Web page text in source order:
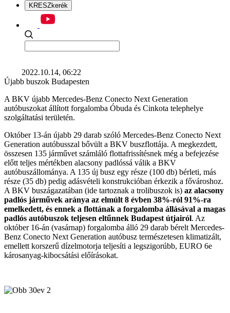
KRESZkerék
2022.10.14, 06:22
Újabb buszok Budapesten
A BKV újabb Mercedes-Benz Conecto Next Generation
autóbuszokat állított forgalomba Óbuda és Cinkota telephelye
szolgáltatási területén.
Október 13-án újabb 29 darab szóló Mercedes-Benz Conecto Next
Generation autóbusszal bővült a BKV buszflottája. A megkezdett,
összesen 135 járművet számláló flottafrissítésnek még a befejezése
előtt teljes mértékben alacsony padlóssá válik a BKV
autóbuszállománya. A 135 új busz egy része (100 db) bérleti, más
része (35 db) pedig adásvételi konstrukcióban érkezik a fővároshoz.
A BKV buszágazatában (ide tartoznak a trolibuszok is) az alacsony
padlós járművek aránya az elmúlt 8 évben 38%-ról 91%-ra
emelkedett, és ennek a flottának a forgalomba állásával a magas
padlós autóbuszok teljesen eltűnnek Budapest útjairól. Az
október 16-án (vasárnap) forgalomba álló 29 darab bérelt Mercedes-
Benz Conecto Next Generation autóbusz természetesen klimatizált,
emellett korszerű dízelmotorja teljesíti a legszigorúbb, EURO 6e
károsanyag-kibocsátási előírásokat.